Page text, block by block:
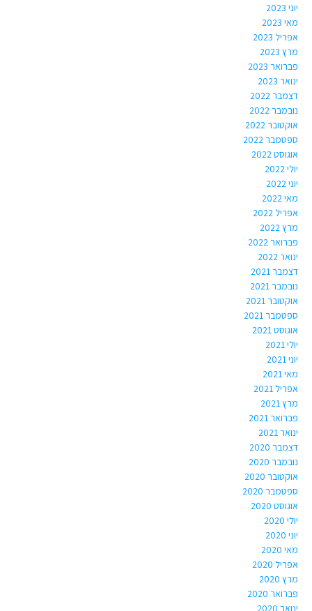
יוני 2023
מאי 2023
אפריל 2023
מרץ 2023
פברואר 2023
ינואר 2023
דצמבר 2022
נובמבר 2022
אוקטובר 2022
ספטמבר 2022
אוגוסט 2022
יולי 2022
יוני 2022
מאי 2022
אפריל 2022
מרץ 2022
פברואר 2022
ינואר 2022
דצמבר 2021
נובמבר 2021
אוקטובר 2021
ספטמבר 2021
אוגוסט 2021
יולי 2021
יוני 2021
מאי 2021
אפריל 2021
מרץ 2021
פברואר 2021
ינואר 2021
דצמבר 2020
נובמבר 2020
אוקטובר 2020
ספטמבר 2020
אוגוסט 2020
יולי 2020
יוני 2020
מאי 2020
אפריל 2020
מרץ 2020
פברואר 2020
ינואר 2020